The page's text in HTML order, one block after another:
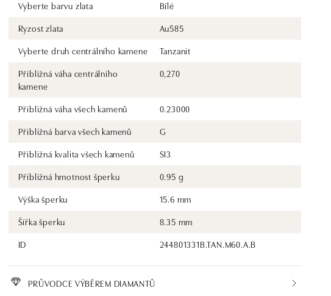
Vyberte barvu zlata
Bílé
Ryzost zlata
Au585
Vyberte druh centrálního kamene
Tanzanit
Přibližná váha centrálního
kamene
0,270
Přibližná váha všech kamenů
0.23000
Přibližná barva všech kamenů
G
Přibližná kvalita všech kamenů
SI3
Přibližná hmotnost šperku
0.95 g
Výška šperku
15.6 mm
Šířka šperku
8.35 mm
ID
244801331B.TAN.M60.A.B
PRŮVODCE VÝBĚREM DIAMANTŮ